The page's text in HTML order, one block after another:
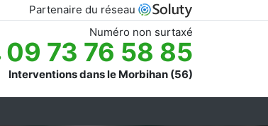
Partenaire du réseau
Numéro non surtaxé
09 73 76 58 85
Interventions dans le Morbihan (56)